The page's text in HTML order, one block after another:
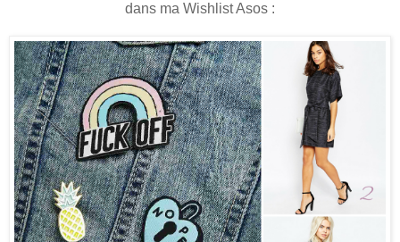
dans ma Wishlist Asos :